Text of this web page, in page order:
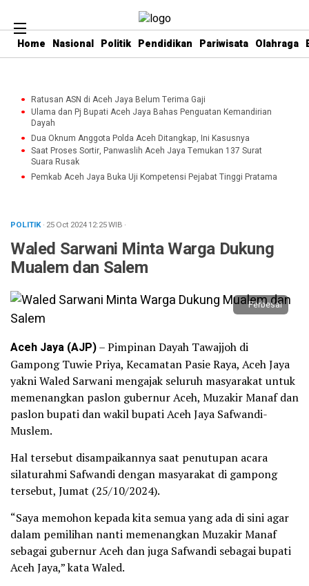
Home Nasional Politik Pendidikan Pariwisata Olahraga
Ratusan ASN di Aceh Jaya Belum Terima Gaji
Ulama dan Pj Bupati Aceh Jaya Bahas Penguatan Kemandirian
Dayah
Dua Oknum Anggota Polda Aceh Ditangkap, Ini Kasusnya
Saat Proses Sortir, Panwaslih Aceh Jaya Temukan 137 Surat
Suara Rusak
Pemkab Aceh Jaya Buka Uji Kompetensi Pejabat Tinggi Pratama
POLITIK· 25 Oct 202412:25WIB ·
Waled Sarwani Minta Warga Dukung
Mualem dan Salem
Perbesar
Aceh Jaya (AJP)– Pimpinan Dayah Tawajjoh di
Gampong Tuwie Priya, Kecamatan Pasie Raya, Aceh Jaya
yakni Waled Sarwani mengajak seluruh masyarakat untuk
memenangkan paslon gubernur Aceh, Muzakir Manaf dan
paslon bupati dan wakil bupati Aceh Jaya Safwandi-
Muslem.
Hal tersebut disampaikannya saat penutupan acara
silaturahmi Safwandi dengan masyarakat di gampong
tersebut, Jumat (25/10/2024).
“Saya memohon kepada kita semua yang ada di sini agar
dalam pemilihan nanti memenangkan Muzakir Manaf
sebagai gubernur Aceh dan juga Safwandi sebagai bupati
Aceh Jaya,” kata Waled.